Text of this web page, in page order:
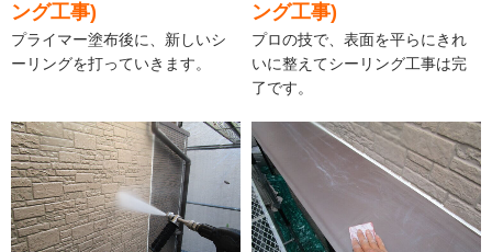
ング工事)
プライマー塗布後に、新しいシ
ーリングを打っていきます。
ング工事)
プロの技で、表面を平らにきれ
いに整えてシーリング工事は完
了です。